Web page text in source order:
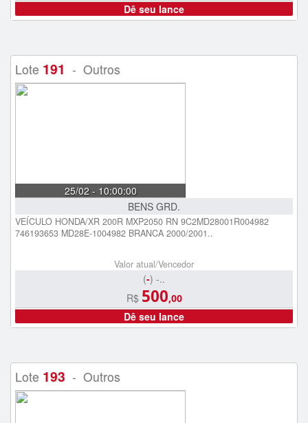
Dê seu lance
Lote 191 - Outros
25/02 - 10:00:00
BENS GRD.
VEÍCULO HONDA/XR 200R MXP2050 RN 9C2MD28001R004982
746193653 MD28E-1004982 BRANCA 2000/2001..
Valor atual/Vencedor
(-) -..
R$ 500,00
Dê seu lance
Lote 193 - Outros